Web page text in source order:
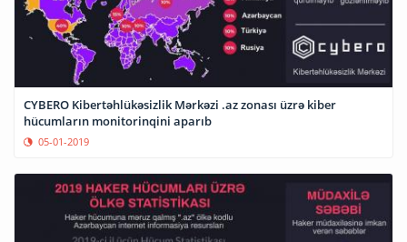
CYBERO Kibertəhlükəsizlik Mərkəzi .az zonası üzrə kiber
hücumların monitorinqini aparıb
05-01-2019